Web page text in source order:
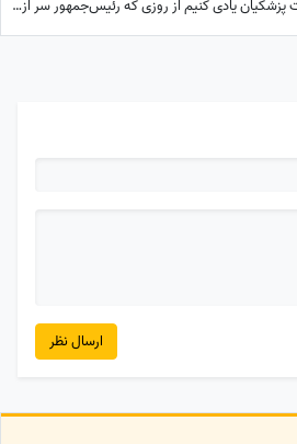
به بهانه آغاز سومین سال دولت پزشکیان یادی کنیم از روزی که رئیس‌جمهور سر از کمپ ترک اعتیاد درآورد؛ از خوش و بش صمیمانه با مددجویان تا کاشت درخت و...
ارسال نظر